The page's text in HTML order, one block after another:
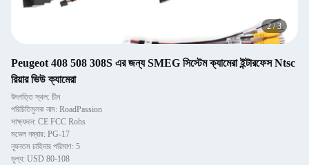
2/3
Peugeot 408 508 308S এর জন্য SMEG সিস্টেম ক্যামেরা ইন্টারফেস Ntsc
রিয়ার ভিউ ক্যামেরা
উৎপত্তি স্থল: চীন
পরিচিতিমুলক নাম: RoadPassion
সাক্ষ্যদান: CE FCC Rohs
মডেল নম্বার: PG-17
ন্যূনতম চাহিদার পরিমাণ: 5
মূল্য: USD 80-108